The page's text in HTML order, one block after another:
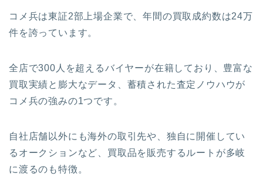
コメ兵は東証2部上場企業で、年間の買取成約数は24万
件を誇っています。
全店で300人を超えるバイヤーが在籍しており、豊富な
買取実績と膨大なデータ、蓄積された査定ノウハウが
コメ兵の強みの1つです。
自社店舗以外にも海外の取引先や、独自に開催してい
るオークションなど、買取品を販売するルートが多岐
に渡るのも特徴。